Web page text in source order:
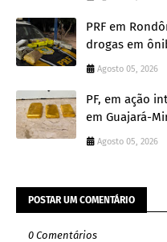
PRF em
drogas em
Agosto 05, 2026
PF, em ação
em Guajará-
Agosto 05, 2026
POSTAR UM COMENTÁRIO
0 Comentários